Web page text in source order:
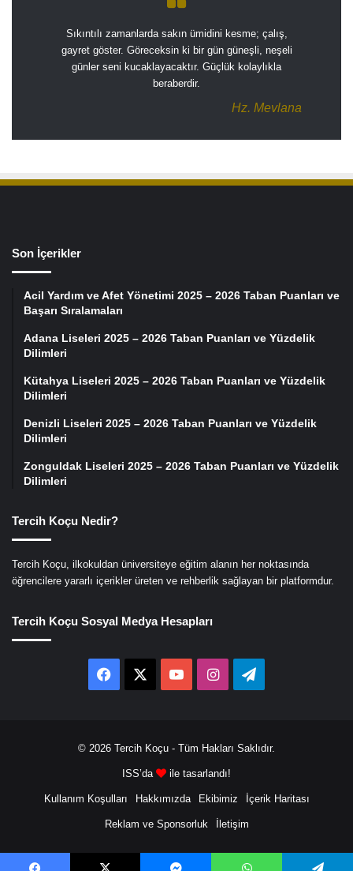
Sıkıntılı zamanlarda sakın ümidini kesme; çalış,
gayret göster. Göreceksin ki bir gün güneşli, neşeli
günler seni kucaklayacaktır. Güçlük kolaylıkla
beraberdir.
Hz. Mevlana
Son İçerikler
Acil Yardım ve Afet Yönetimi 2025 – 2026 Taban Puanları ve
Başarı Sıralamaları
Adana Liseleri 2025 – 2026 Taban Puanları ve Yüzdelik
Dilimleri
Kütahya Liseleri 2025 – 2026 Taban Puanları ve Yüzdelik
Dilimleri
Denizli Liseleri 2025 – 2026 Taban Puanları ve Yüzdelik
Dilimleri
Zonguldak Liseleri 2025 – 2026 Taban Puanları ve Yüzdelik
Dilimleri
Tercih Koçu Nedir?
Tercih Koçu, ilkokuldan üniversiteye eğitim alanın her noktasında
öğrencilere yararlı içerikler üreten ve rehberlik sağlayan bir platformdur.
Tercih Koçu Sosyal Medya Hesapları
Facebook YouTubeInstagramTelegram
© 2026 Tercih Koçu - Tüm Hakları Saklıdır.
ISS’da ile tasarlandı!
Kullanım Koşulları Hakkımızda Ekibimiz İçerik Haritası
Reklam ve Sponsorluk İletişim